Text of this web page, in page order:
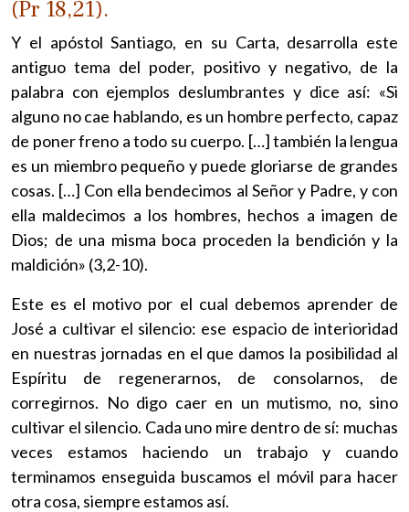
(Pr 18,21).
Y el apóstol Santiago, en su Carta, desarrolla este
antiguo tema del poder, positivo y negativo, de la
palabra con ejemplos deslumbrantes y dice así: «Si
alguno no cae hablando, es un hombre perfecto, capaz
de poner freno a todo su cuerpo. […] también la lengua
es un miembro pequeño y puede gloriarse de grandes
cosas. […] Con ella bendecimos al Señor y Padre, y con
ella maldecimos a los hombres, hechos a imagen de
Dios; de una misma boca proceden la bendición y la
maldición» (3,2-10).
Este es el motivo por el cual debemos aprender de
José a cultivar el silencio: ese espacio de interioridad
en nuestras jornadas en el que damos la posibilidad al
Espíritu de regenerarnos, de consolarnos, de
corregirnos. No digo caer en un mutismo, no, sino
cultivar el silencio. Cada uno mire dentro de sí: muchas
veces estamos haciendo un trabajo y cuando
terminamos enseguida buscamos el móvil para hacer
otra cosa, siempre estamos así.